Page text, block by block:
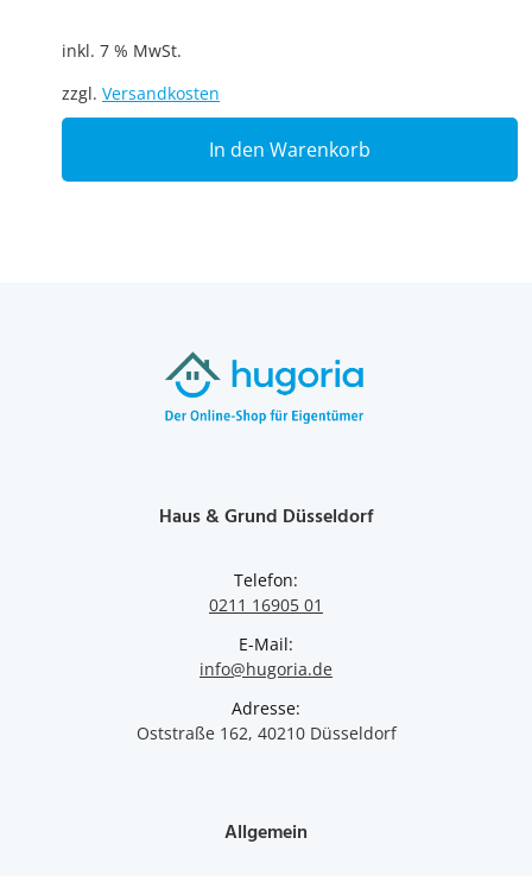
inkl. 7 % MwSt.
zzgl. Versandkosten
In den Warenkorb
Haus & Grund Düsseldorf
Telefon:
0211 16905 01
E-Mail:
info@hugoria.de
Adresse:
Oststraße 162, 40210 Düsseldorf
Allgemein